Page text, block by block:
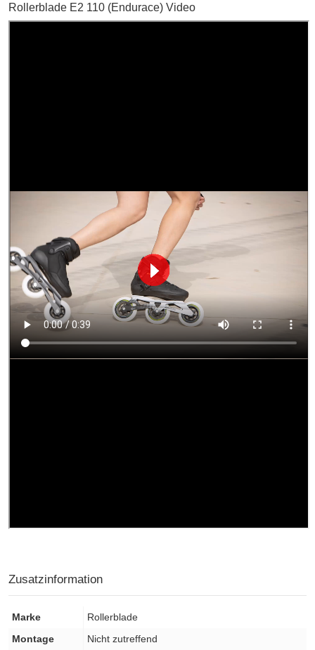
Rollerblade E2 110 (Endurace) Video
Zusatzinformation
Marke
Rollerblade
Montage
Nicht zutreffend